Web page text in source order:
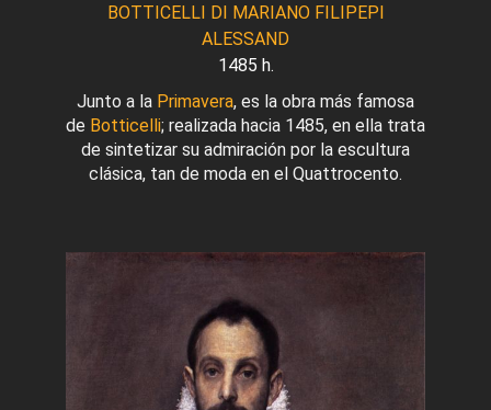
BOTTICELLI DI MARIANO FILIPEPI
ALESSAND
1485 h.
Junto a la Primavera, es la obra más famosa
de Botticelli; realizada hacia 1485, en ella trata
de sintetizar su admiración por la escultura
clásica, tan de moda en el Quattrocento.